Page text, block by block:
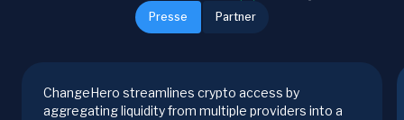
Presse Partner
ChangeHero streamlines crypto access by
aggregating liquidity from multiple providers into a